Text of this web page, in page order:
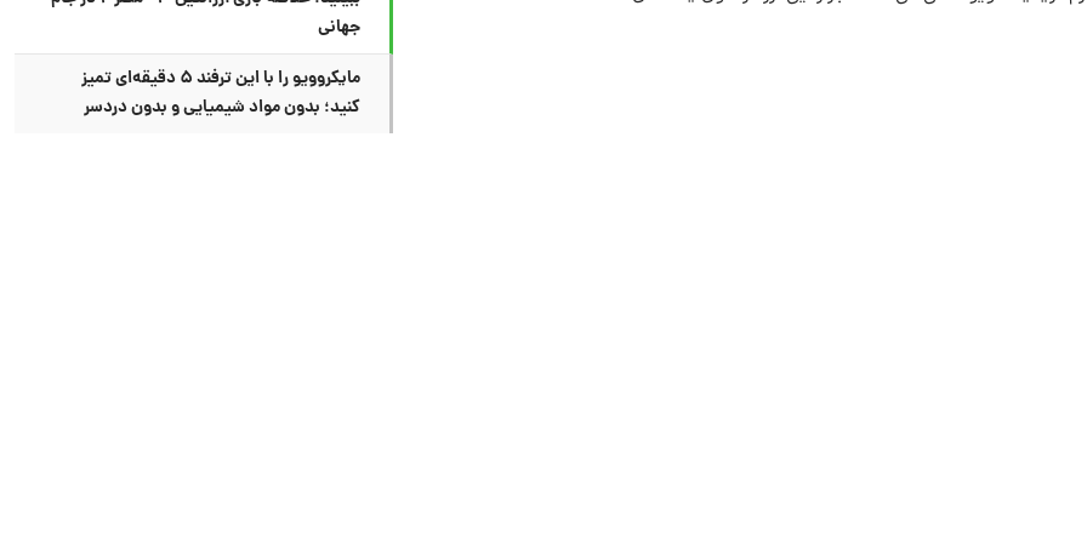
جهانی
مایکروویو را با این ترفند ۵ دقیقه‌ای تمیز
کنید؛ بدون مواد شیمیایی و بدون دردسر